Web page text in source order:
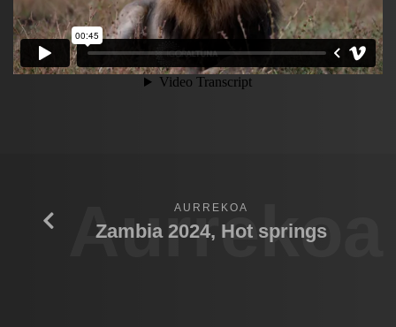
Aurrekoa
AURREKOA
Zambia 2024, Hot springs